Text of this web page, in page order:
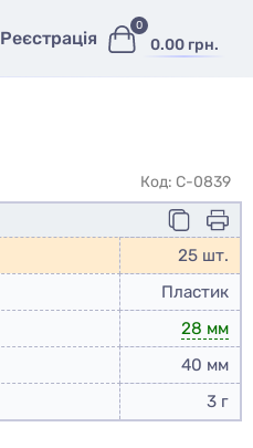
Реєстрація 0.00 грн.
0
Код: C-0839
25 шт.
Пластик
28 мм
40 мм
3 г